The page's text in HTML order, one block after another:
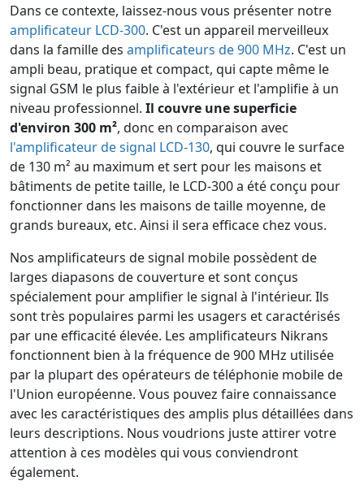
Dans ce contexte, laissez-nous vous présenter notre
amplificateur LCD-300. C'est un appareil merveilleux
dans la famille des amplificateurs de 900 MHz. C'est un
ampli beau, pratique et compact, qui capte même le
signal GSM le plus faible à l'extérieur et l'amplifie à un
niveau professionnel. Il couvre une superficie
d'environ 300 m², donc en comparaison avec
l'amplificateur de signal LCD-130, qui couvre le surface
de 130 m² au maximum et sert pour les maisons et
bâtiments de petite taille, le LCD-300 a été conçu pour
fonctionner dans les maisons de taille moyenne, de
grands bureaux, etc. Ainsi il sera efficace chez vous.
Nos amplificateurs de signal mobile possèdent de
larges diapasons de couverture et sont conçus
spécialement pour amplifier le signal à l'intérieur. Ils
sont très populaires parmi les usagers et caractérisés
par une efficacité élevée. Les amplificateurs Nikrans
fonctionnent bien à la fréquence de 900 MHz utilisée
par la plupart des opérateurs de téléphonie mobile de
l'Union européenne. Vous pouvez faire connaissance
avec les caractéristiques des amplis plus détaillées dans
leurs descriptions. Nous voudrions juste attirer votre
attention à ces modèles qui vous conviendront
également.